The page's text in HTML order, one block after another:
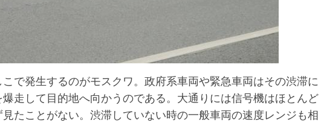
で発生するのがモスクワ。政府系車両や緊急車両はその渋滞に
走して目的地へ向かうのである。大通りには信号機はほとんど
たことがない。渋滞していない時の一般車両の速度レンジも相